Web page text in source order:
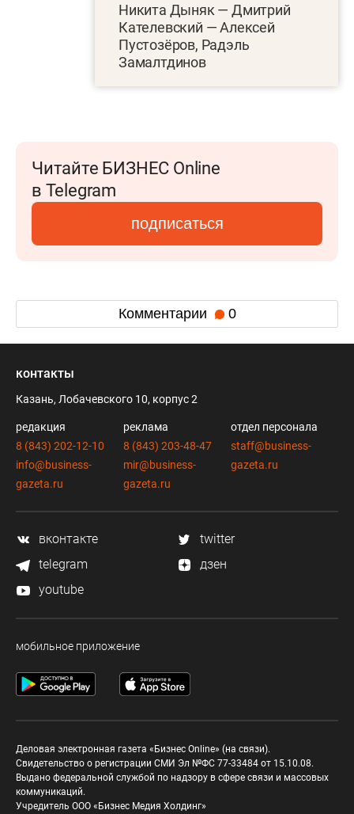
Никита Дыняк — Дмитрий
Кателевский — Алексей
Пустозёров, Радэль
Замалтдинов
Читайте БИЗНЕС Online
в Telegram
подписаться
Комментарии 0
контакты
Казань, Лобачевского 10, корпус 2
редакция
8 (843) 202-12-10
info@business-
gazeta.ru
реклама
8 (843) 203-48-47
mir@business-
gazeta.ru
отдел персонала
staff@business-
gazeta.ru
вконтакте
twitter
telegram
дзен
youtube
мобильное приложение
Деловая электронная газета «Бизнес Online» (на связи).
Свидетельство о регистрации СМИ Эл №ФС 77-33484 от 15.10.08.
Выдано федеральной службой по надзору в сфере связи и массовых
коммуникаций.
Учредитель ООО «Бизнес Медия Холдинг»